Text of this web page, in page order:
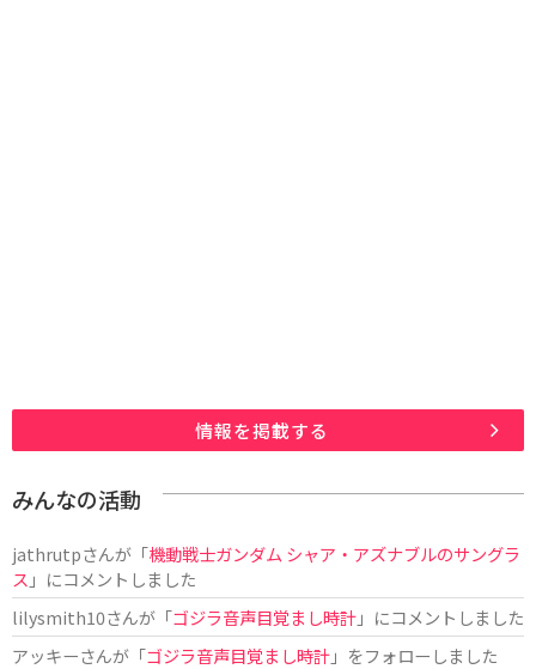
情報を掲載する
みんなの活動
jathrutpさんが「機動戦士ガンダム シャア・アズナブルのサングラ
ス 」にコメントしました
lilysmith10さんが「ゴジラ音声目覚まし時計」にコメントしました
アッキーさんが「ゴジラ音声目覚まし時計」をフォローしました